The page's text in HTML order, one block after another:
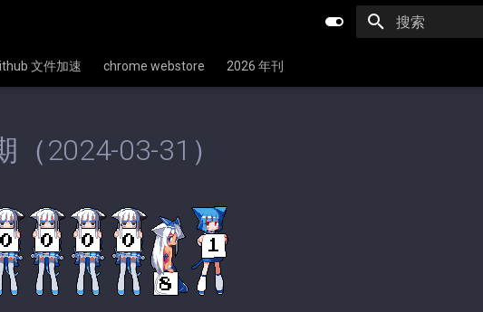
文件加速 chrome webstore 2026 年刊
（2024-03-31）